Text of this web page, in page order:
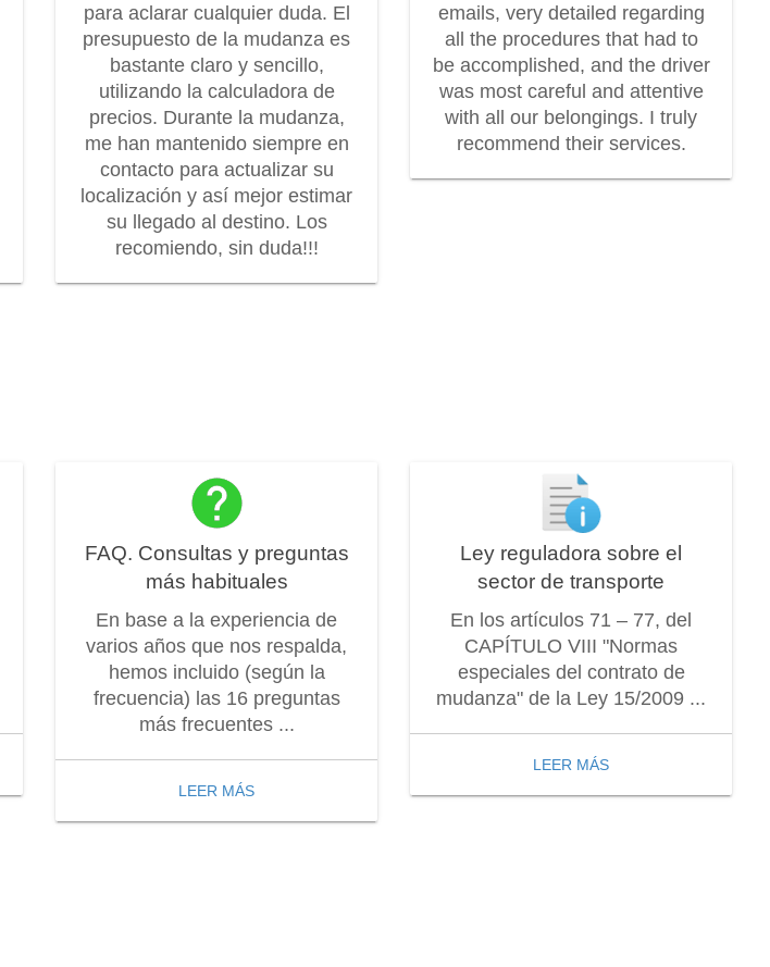
para aclarar cualquier duda. El
presupuesto de la mudanza es
bastante claro y sencillo,
utilizando la calculadora de
precios. Durante la mudanza,
me han mantenido siempre en
contacto para actualizar su
localización y así mejor estimar
su llegado al destino. Los
recomiendo, sin duda!!!
emails, very detailed regarding
all the procedures that had to
be accomplished, and the driver
was most careful and attentive
with all our belongings. I truly
recommend their services.
FAQ. Consultas y preguntas
más habituales
En base a la experiencia de
varios años que nos respalda,
hemos incluido (según la
frecuencia) las 16 preguntas
más frecuentes ...
LEER MÁS
Ley reguladora sobre el
sector de transporte
En los artículos 71 – 77, del
CAPÍTULO VIII "Normas
especiales del contrato de
mudanza" de la Ley 15/2009 ...
LEER MÁS